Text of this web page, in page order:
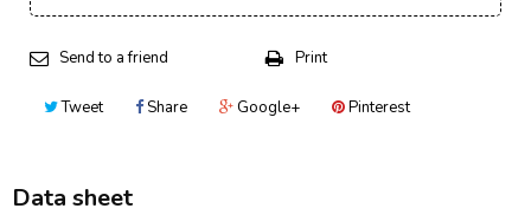
Send to a friend Print
Tweet Share Google+ Pinterest
Data sheet